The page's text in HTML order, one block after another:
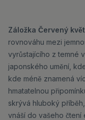
Záložka Červený květ
rovnováhu mezi
vyrůstajícího z temné
japonského umění,
kde méně znamená
hmatatelnou
skrývá hluboký
vnáší do vašeho čtení